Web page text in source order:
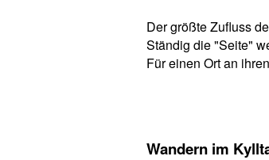
Der größte Zufluss
Ständig die "Seite"
Für einen Ort an
Wandern im